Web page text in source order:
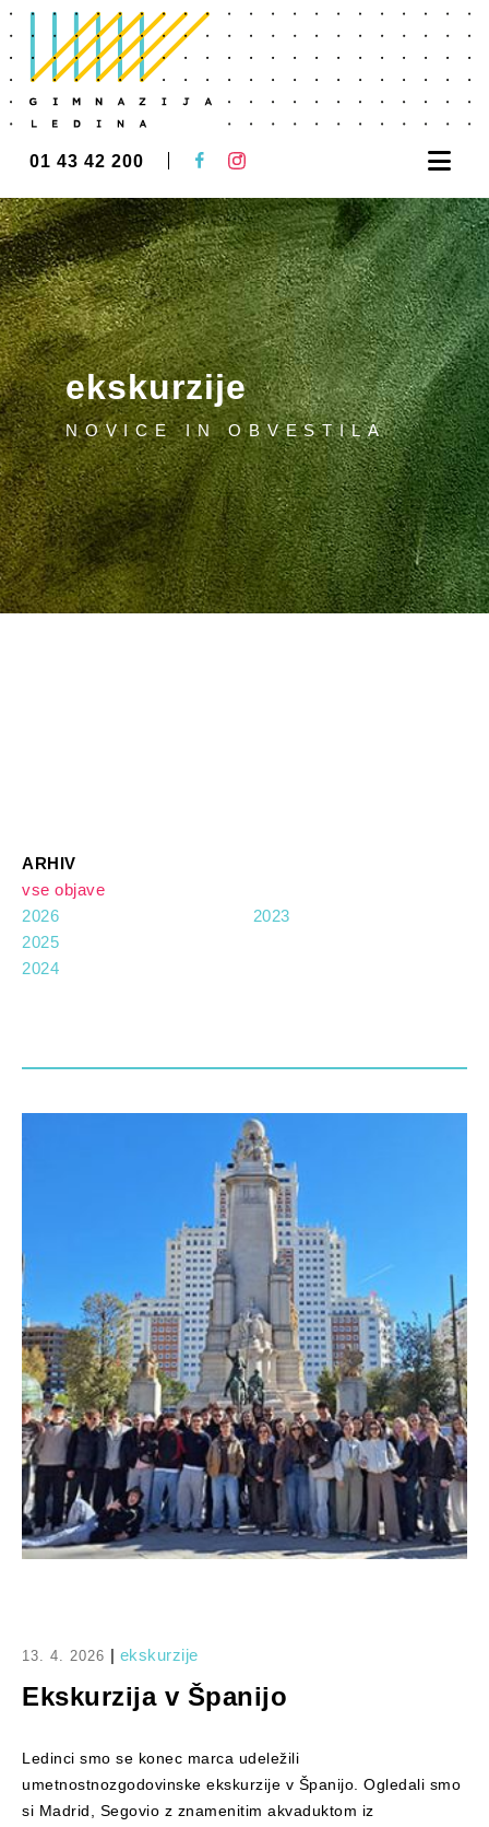
01 43 42 200
ekskurzije
NOVICE IN OBVESTILA
ARHIV
vse objave
2026
2025
2024
2023
13. 4. 2026 | ekskurzije
Ekskurzija v Španijo
Ledinci smo se konec marca udeležili
umetnostnozgodovinske ekskurzije v Španijo. Ogledali smo
si Madrid, Segovio z znamenitim akvaduktom iz